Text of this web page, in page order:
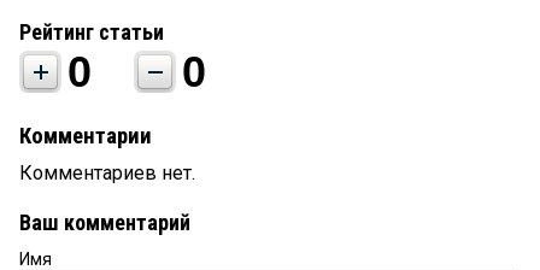
Рейтинг статьи
0 0
Комментарии
Комментариев нет.
Ваш комментарий
Имя